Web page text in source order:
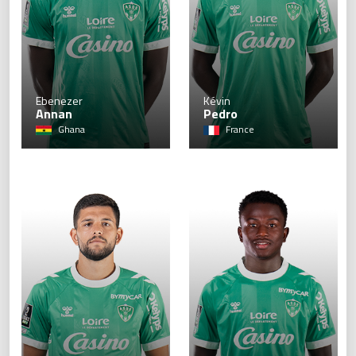
19
Ebenezer
Annan
Ghana
Kévin
Pedro
France